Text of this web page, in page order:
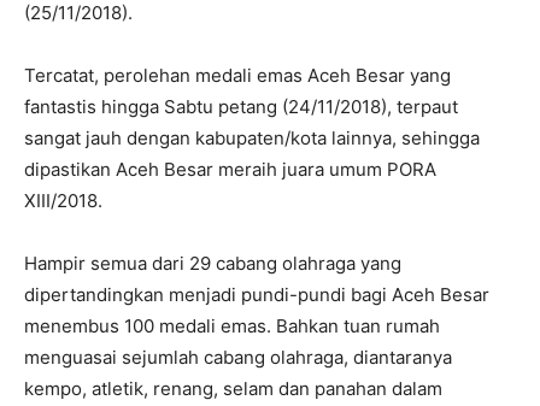
(25/11/2018).
Tercatat, perolehan medali emas Aceh Besar yang
fantastis hingga Sabtu petang (24/11/2018), terpaut
sangat jauh dengan kabupaten/kota lainnya, sehingga
dipastikan Aceh Besar meraih juara umum PORA
XIII/2018.
Hampir semua dari 29 cabang olahraga yang
dipertandingkan menjadi pundi-pundi bagi Aceh Besar
menembus 100 medali emas. Bahkan tuan rumah
menguasai sejumlah cabang olahraga, diantaranya
kempo, atletik, renang, selam dan panahan dalam